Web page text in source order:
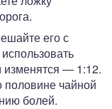
его с
изменятся — 1:12.
чайной
болей.